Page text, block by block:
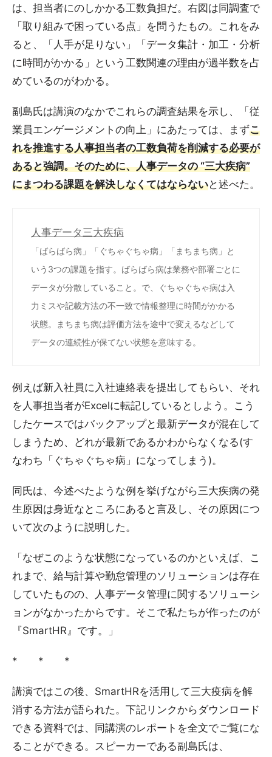
は、担当者にのしかかる工数負担だ。右図は同調査で
「取り組みで困っている点」を問うたもの。これをみ
ると、「人手が足りない」「データ集計・加工・分析
に時間がかかる」という工数関連の理由が過半数を占
めているのがわかる。
副島氏は講演のなかでこれらの調査結果を示し、「従
業員エンゲージメントの向上」にあたっては、まずこ
れを推進する人事担当者の工数負荷を削減する必要が
あると強調。そのために、人事データの “三大疾病”
にまつわる課題を解決しなくてはならないと述べた。
人事データ三大疾病
「ばらばら病」「ぐちゃぐちゃ病」「まちまち病」と
いう3つの課題を指す。ばらばら病は業務や部署ごとに
データが分散していること。で、ぐちゃぐちゃ病は入
力ミスや記載方法の不一致で情報整理に時間がかかる
状態。まちまち病は評価方法を途中で変えるなどして
データの連続性が保てない状態を意味する。
例えば新入社員に入社連絡表を提出してもらい、それ
を人事担当者がExcelに転記しているとしよう。こう
したケースではバックアップと最新データが混在して
しまうため、どれが最新であるかわからなくなる(す
なわち「ぐちゃぐちゃ病」になってしまう)。
同氏は、今述べたような例を挙げながら三大疾病の発
生原因は身近なところにあると言及し、その原因につ
いて次のように説明した。
「なぜこのような状態になっているのかといえば、こ
れまで、給与計算や勤怠管理のソリューションは存在
していたものの、人事データ管理に関するソリューシ
ョンがなかったからです。そこで私たちが作ったのが
『SmartHR』です。」
* * *
講演ではこの後、SmartHRを活用して三大疫病を解
消する方法が語られた。下記リンクからダウンロード
できる資料では、同講演のレポートを全文でご覧にな
ることができる。スピーカーである副島氏は、